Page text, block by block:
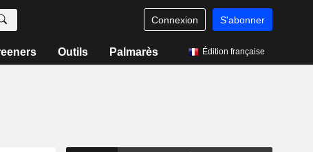
Connexion S'abonner
Outils Palmarès Édition française